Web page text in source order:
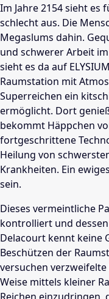
Im Jahre 2154 sieht es
schlecht aus. Die
Megaslums dahin.
und schwerer Arbeit
sieht es da auf
Raumstation mit
Superreichen ein
ermöglicht. Dort
bekommt Häppchen
fortgeschrittene
Heilung von
Krankheiten. Ein
sein.
Dieses vermeintliche
kontrolliert und
Delacourt kennt keine
Beschützen der
versuchen
Weise mittels kleiner